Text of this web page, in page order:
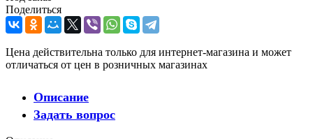
Поделиться
Цена действительна только для интернет-магазина и может
отличаться от цен в розничных магазинах
Описание
Задать вопрос